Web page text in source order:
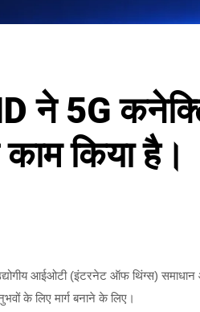
ने 5G
किया है।
आईओटी (इंटरनेट ऑफ थिंग्स) समाधान
के लिए मार्ग बनाने के लिए।